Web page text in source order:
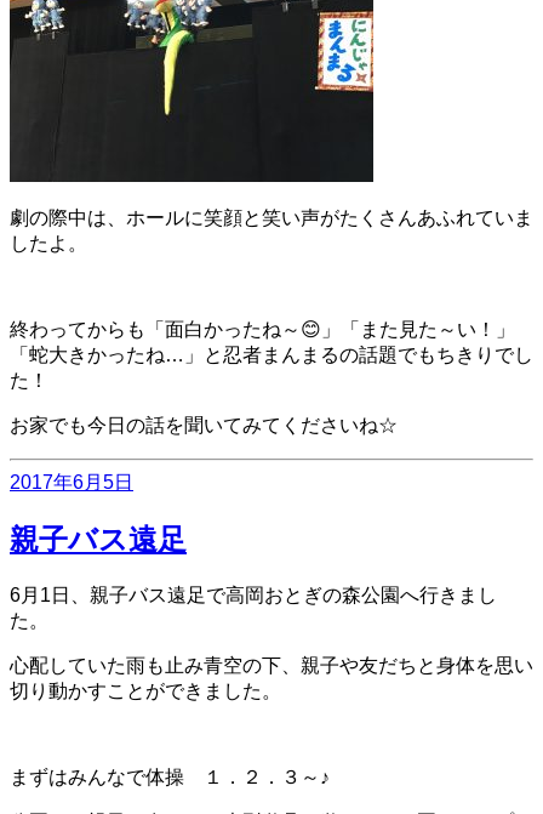
劇の際中は、ホールに笑顔と笑い声がたくさんあふれていま
したよ。
終わってからも「面白かったね～😊」「また見た～い！」
「蛇大きかったね…」と忍者まんまるの話題でもちきりでし
た！
お家でも今日の話を聞いてみてくださいね☆
投
日:
2017年6月5日
親子バス遠足
6月1日、親子バス遠足で高岡おとぎの森公園へ行きまし
た。
心配していた雨も止み青空の下、親子や友だちと身体を思い
切り動かすことができました。
まずはみんなで体操 １．２．３～♪